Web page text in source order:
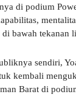
di podium
bawah tekanan
sendiri,
kembali
Barat di